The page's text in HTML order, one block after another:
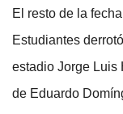
El resto de la
Estudiantes
estadio Jorge Luis
de Eduardo